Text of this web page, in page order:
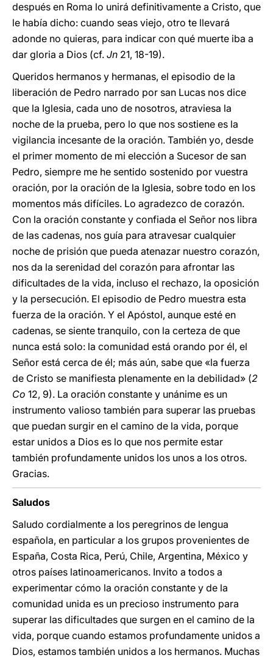
después en Roma lo unirá definitivamente a Cristo, que
le había dicho: cuando seas viejo, otro te llevará
adonde no quieras, para indicar con qué muerte iba a
dar gloria a Dios (cf. Jn 21, 18-19).
Queridos hermanos y hermanas, el episodio de la
liberación de Pedro narrado por san Lucas nos dice
que la Iglesia, cada uno de nosotros, atraviesa la
noche de la prueba, pero lo que nos sostiene es la
vigilancia incesante de la oración. También yo, desde
el primer momento de mi elección a Sucesor de san
Pedro, siempre me he sentido sostenido por vuestra
oración, por la oración de la Iglesia, sobre todo en los
momentos más difíciles. Lo agradezco de corazón.
Con la oración constante y confiada el Señor nos libra
de las cadenas, nos guía para atravesar cualquier
noche de prisión que pueda atenazar nuestro corazón,
nos da la serenidad del corazón para afrontar las
dificultades de la vida, incluso el rechazo, la oposición
y la persecución. El episodio de Pedro muestra esta
fuerza de la oración. Y el Apóstol, aunque esté en
cadenas, se siente tranquilo, con la certeza de que
nunca está solo: la comunidad está orando por él, el
Señor está cerca de él; más aún, sabe que «la fuerza
de Cristo se manifiesta plenamente en la debilidad» (2
Co 12, 9). La oración constante y unánime es un
instrumento valioso también para superar las pruebas
que puedan surgir en el camino de la vida, porque
estar unidos a Dios es lo que nos permite estar
también profundamente unidos los unos a los otros.
Gracias.
Saludos
Saludo cordialmente a los peregrinos de lengua
española, en particular a los grupos provenientes de
España, Costa Rica, Perú, Chile, Argentina, México y
otros países latinoamericanos. Invito a todos a
experimentar cómo la oración constante y de la
comunidad unida es un precioso instrumento para
superar las dificultades que surgen en el camino de la
vida, porque cuando estamos profundamente unidos a
Dios, estamos también unidos a los hermanos. Muchas